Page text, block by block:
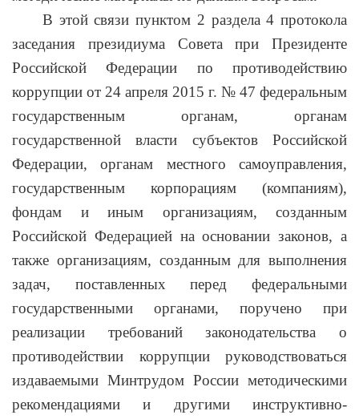
В этой связи пунктом 2 раздела 4 протокола
заседания президиума Совета при Президенте
Российской Федерации по противодействию
коррупции от 24 апреля 2015 г. № 47 федеральным
государственным органам, органам
государственной власти субъектов Российской
Федерации, органам местного самоуправления,
государственным корпорациям (компаниям),
фондам и иным организациям, созданным
Российской Федерацией на основании законов, а
также организациям, созданным для выполнения
задач, поставленных перед федеральными
государственными органами, поручено при
реализации требований законодательства о
противодействии коррупции руководствоваться
издаваемыми Минтрудом России методическими
рекомендациями и другими инструктивно-